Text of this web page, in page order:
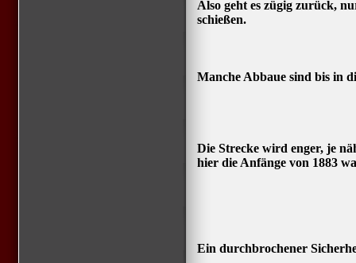
Also geht es zügig zurück,
schießen.
Manche Abbaue sind bis in
Die Strecke wird enger, je
hier die Anfänge von 1883
Ein durchbrochener